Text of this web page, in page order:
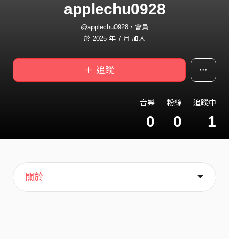
applechu0928
@applechu0928・會員
於 2025 年 7 月 加入
＋ 追蹤
音樂
0
粉絲
0
追蹤中
1
主頁
喜歡
關於